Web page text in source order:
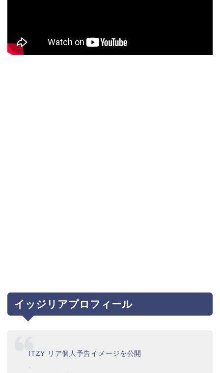
イッジリアプロフィール
ITZY リア個人予告イメージを公開